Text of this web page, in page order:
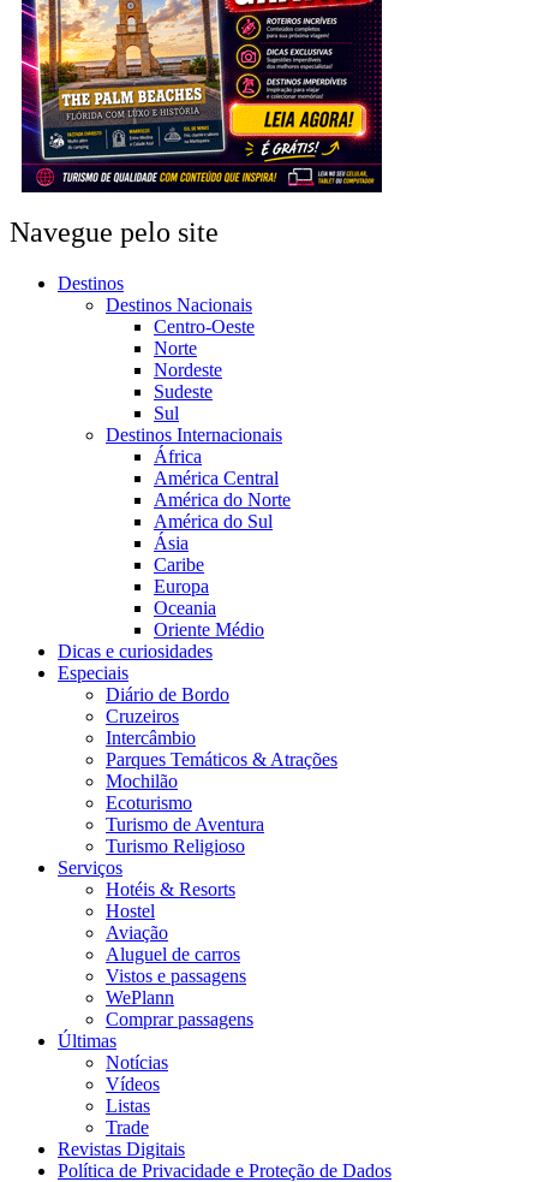
Navegue pelo site
Destinos
Destinos Nacionais
Centro-Oeste
Norte
Nordeste
Sudeste
Sul
Destinos Internacionais
África
América Central
América do Norte
América do Sul
Ásia
Caribe
Europa
Oceania
Oriente Médio
Dicas e curiosidades
Especiais
Diário de Bordo
Cruzeiros
Intercâmbio
Parques Temáticos & Atrações
Mochilão
Ecoturismo
Turismo de Aventura
Turismo Religioso
Serviços
Hotéis & Resorts
Hostel
Aviação
Aluguel de carros
Vistos e passagens
WePlann
Comprar passagens
Últimas
Notícias
Vídeos
Listas
Trade
Revistas Digitais
Política de Privacidade e Proteção de Dados